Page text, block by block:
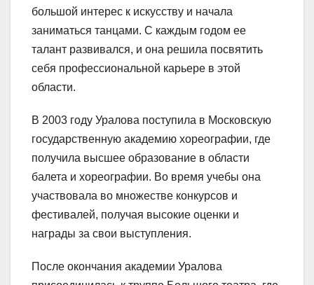
большой интерес к искусству и начала
заниматься танцами. С каждым годом ее
талант развивался, и она решила посвятить
себя профессиональной карьере в этой
области.
В 2003 году Уралова поступила в Московскую
государственную академию хореографии, где
получила высшее образование в области
балета и хореографии. Во время учебы она
участвовала во множестве конкурсов и
фестивалей, получая высокие оценки и
награды за свои выступления.
После окончания академии Уралова